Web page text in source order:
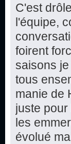
C'est
l'équipe,
foirent
saisons
tous
manie de
juste
les
évolué